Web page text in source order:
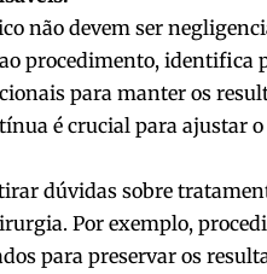
não devem ser
procedimento, identifica
para manter os
é crucial para ajustar
dúvidas sobre
Por exemplo,
para preservar os